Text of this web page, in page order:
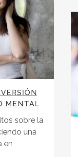
MENTAL
sobre la
una
en